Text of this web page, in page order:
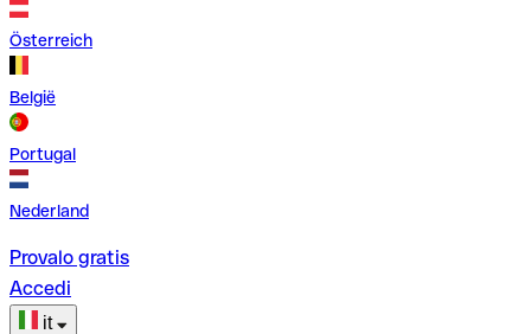
Österreich
België
Portugal
Nederland
Provalo gratis
Accedi
it